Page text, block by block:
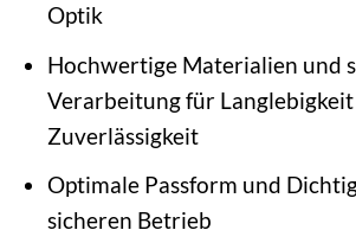
Optik
Hochwertige Materialien und
Verarbeitung für
Zuverlässigkeit
Optimale Passform und
sicheren Betrieb